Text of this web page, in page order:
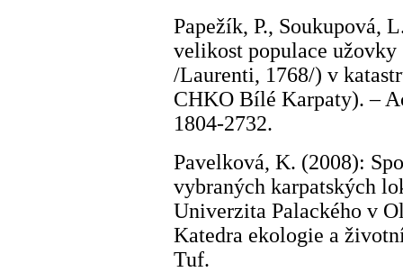
Papežík, P., Soukupová,
velikost populace užovky
/Laurenti, 1768/) v
CHKO Bílé Karpaty). –
1804-2732.
Pavelková, K. (2008):
vybraných karpatských
Univerzita Palackého v
Katedra ekologie a
Tuf.